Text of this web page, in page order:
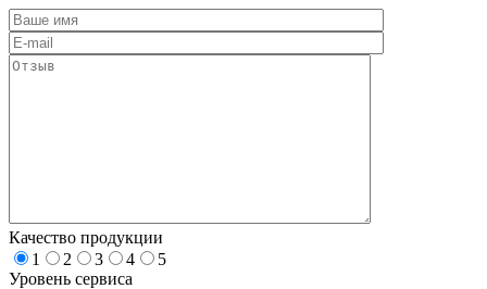
Качество продукции
1
2 3 4
5
Уровень сервиса